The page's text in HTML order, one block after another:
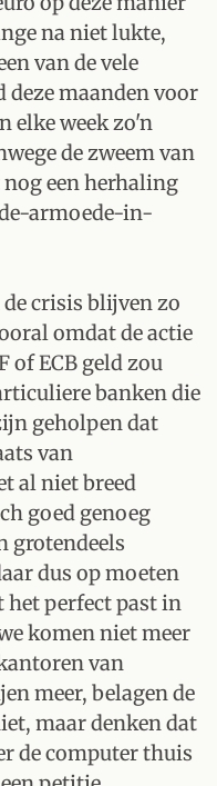
na niet lukte,
van de vele
maanden voor
elke week zo'n
de zweem van
een herhaling
armoede-in-
crisis blijven zo
omdat de actie
ECB geld zou
banken die
geholpen dat
van
al niet breed
goed genoeg
grotendeels
dus op moeten
het perfect past in
komen niet meer
van
meer, belagen de
maar denken dat
de computer thuis